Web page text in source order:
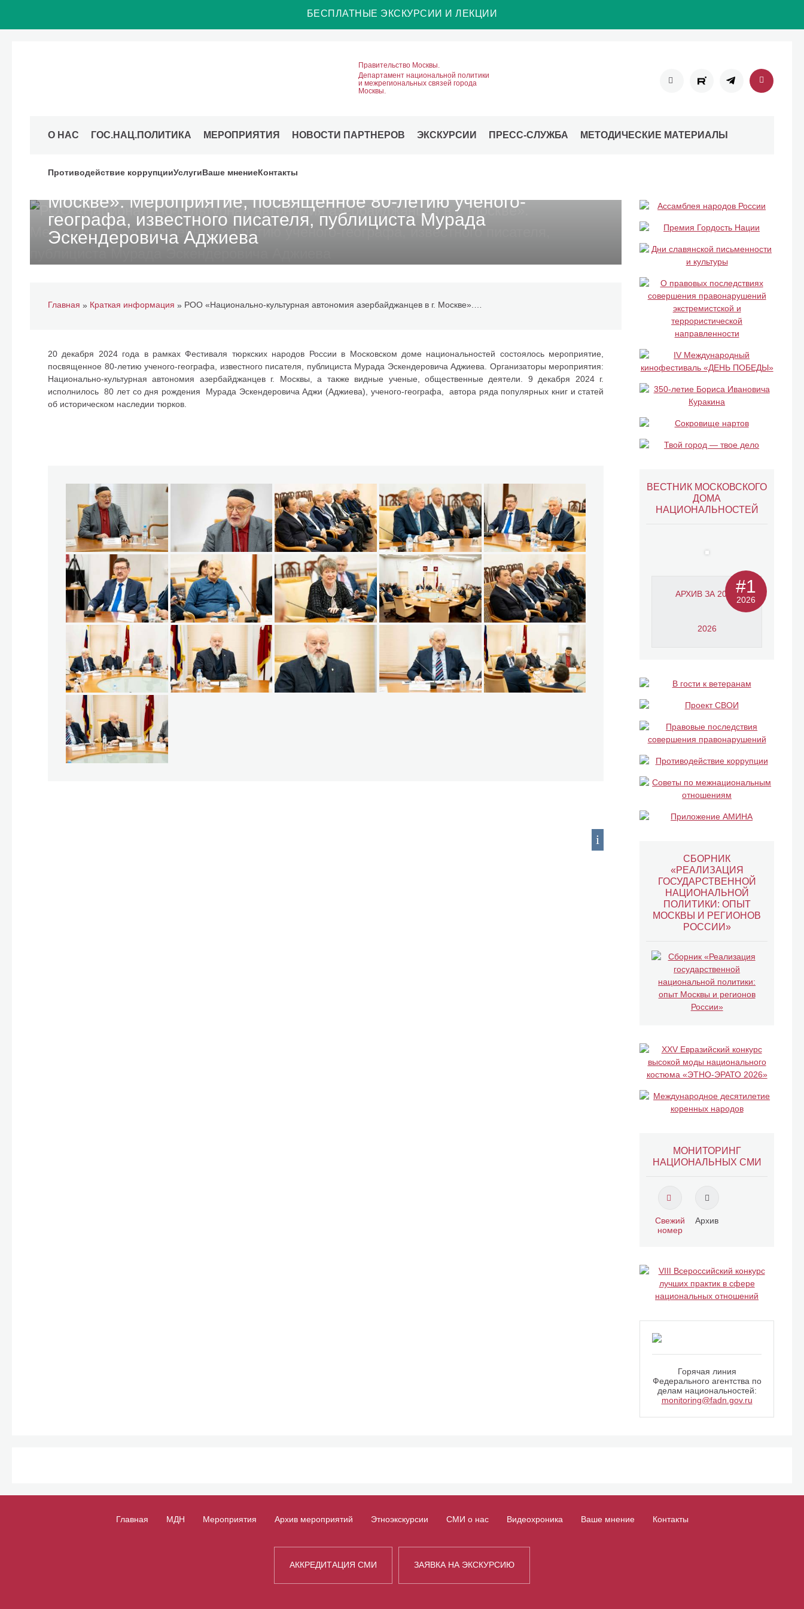
БЕСПЛАТНЫЕ ЭКСКУРСИИ И ЛЕКЦИИ
Правительство Москвы.
Департамент национальной политики
и межрегиональных связей города
Москвы.
О НАС ГОС.НАЦ.ПОЛИТИКА МЕРОПРИЯТИЯ НОВОСТИ ПАРТНЕРОВ ЭКСКУРСИИ ПРЕСС-СЛУЖБА МЕТОДИЧЕСКИЕ МАТЕРИАЛЫ
Противодействие коррупцииУслугиВаше мнениеКонтакты
20 декабря 2024
РОО «Национально-культурная автономия азербайджанцев в г.
Москве». Мероприятие, посвященное 80-летию ученого-
географа, известного писателя, публициста Мурада
Эскендеровича Аджиева
Главная » Краткая информация » РОО «Национально-культурная автономия азербайджанцев в г. Москве». Мероприятие, посвященное 80-летию ученого-географа, известного писателя, публициста Мурада Эскендеровича Аджиева
20 декабря 2024 года в рамках Фестиваля тюркских народов России в Московском доме национальностей состоялось мероприятие,
посвященное 80-летию ученого-географа, известного писателя, публициста Мурада Эскендеровича Аджиева. Организаторы мероприятия:
Национально-культурная автономия азербайджанцев г. Москвы, а также видные ученые, общественные деятели. 9 декабря 2024 г.
исполнилось 80 лет со дня рождения Мурада Эскендеровича Аджи (Аджиева), ученого-географа, автора ряда популярных книг и статей
об историческом наследии тюрков.
ВЕСТНИК МОСКОВСКОГО
ДОМА
НАЦИОНАЛЬНОСТЕЙ
АРХИВ ЗА 2011-
2026
#1
2026
СБОРНИК
«РЕАЛИЗАЦИЯ
ГОСУДАРСТВЕННОЙ
НАЦИОНАЛЬНОЙ
ПОЛИТИКИ: ОПЫТ
МОСКВЫ И РЕГИОНОВ
РОССИИ»
МОНИТОРИНГ
НАЦИОНАЛЬНЫХ СМИ
Свежий
номер
Архив
Горячая линия
Федерального агентства по
делам национальностей:
monitoring@fadn.gov.ru
Главная МДН Мероприятия Архив мероприятий Этноэкскурсии СМИ о нас Видеохроника Ваше мнение Контакты
АККРЕДИТАЦИЯ СМИ ЗАЯВКА НА ЭКСКУРСИЮ